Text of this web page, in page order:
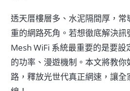
透天厝樓層多、水泥隔間厚，常
重的網路死角。若想徹底解決訊
Mesh WiFi 系統最重要的是要設
的功率、漫遊機制。本文將教
路，釋放光世代真正網速，讓